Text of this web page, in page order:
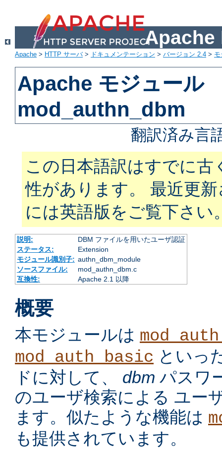
Apache
Apache > HTTP サーバ> ドキュメンテーション > バージョン 2.4 >
Apache モジュール
mod_authn_dbm
翻訳済み言
この日本語訳はすでに古
性があります。 最近更
には英語版をご覧下さい
説明:
DBM ファイルを用いたユーザ認証
ステータス:
Extension
モジュール識別子: authn_dbm_module
ソースファイル:
mod_authn_dbm.c
互換性:
Apache 2.1 以降
概要
本モジュールは
mod_auth_basic といっ
ドに対して、 dbm パスワ
のユーザ検索による ユー
ます。似たような機能は
も提供されています。